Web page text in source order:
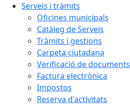
Serveis i tràmits
Oficines municipals
Catàleg de Serveis
Tràmits i gestions
Carpeta ciutadana
Verificació de documents
Factura electrònica
Impostos
Reserva d'activitats